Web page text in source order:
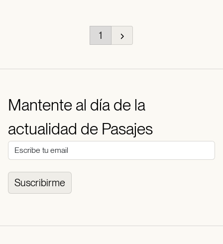
1
Mantente al día de la
actualidad de Pasajes
Suscribirme